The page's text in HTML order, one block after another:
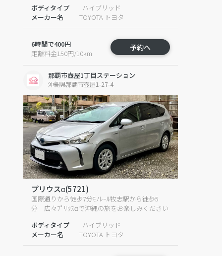
ボディタイプ
メーカー名
ハイブリッド
TOYOTA トヨタ
6時間で400円
距離料金150円/10km
予約へ
那覇市壺屋1丁目ステーション
沖縄県那覇市壺屋1-27-4
プリウスα(5721)
国際通りから徒歩7分ﾓﾉﾚｰﾙ牧志駅から徒歩5
分 広々ﾌﾟﾘｳｽαで沖縄の旅をお楽しみください
ボディタイプ
メーカー名
ハイブリッド
TOYOTA トヨタ